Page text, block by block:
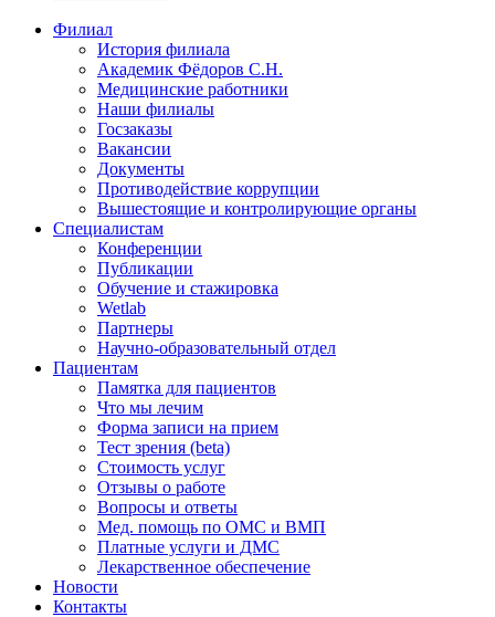
Филиал
История филиала
Академик Фёдоров С.Н.
Медицинские работники
Наши филиалы
Госзаказы
Вакансии
Документы
Противодействие коррупции
Вышестоящие и контролирующие органы
Специалистам
Конференции
Публикации
Обучение и стажировка
Wetlab
Партнеры
Научно-образовательный отдел
Пациентам
Памятка для пациентов
Что мы лечим
Форма записи на прием
Тест зрения (beta)
Стоимость услуг
Отзывы о работе
Вопросы и ответы
Мед. помощь по ОМС и ВМП
Платные услуги и ДМС
Лекарственное обеспечение
Новости
Контакты